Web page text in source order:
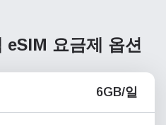
eSIM 요금제 옵션
6GB/일